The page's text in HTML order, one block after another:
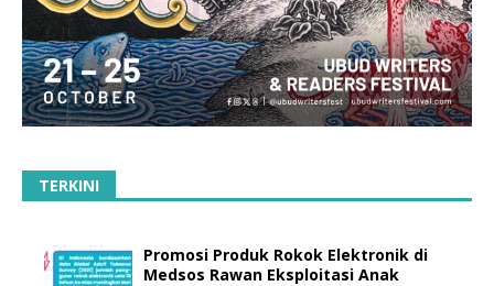
TERKINI
Promosi Produk Rokok Elektronik di
Medsos Rawan Eksploitasi Anak